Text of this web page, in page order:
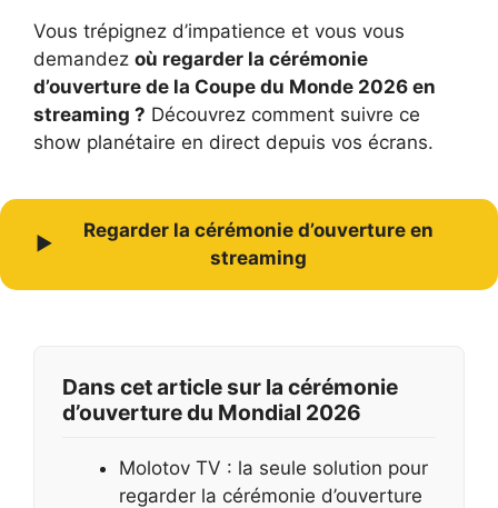
Vous trépignez d’impatience et vous vous
demandez où regarder la cérémonie
d’ouverture de la Coupe du Monde 2026 en
streaming ? Découvrez comment suivre ce
show planétaire en direct depuis vos écrans.
▶
Regarder la cérémonie d’ouverture en
streaming
Dans cet article sur la cérémonie
d’ouverture du Mondial 2026
Molotov TV : la seule solution pour
regarder la cérémonie d’ouverture